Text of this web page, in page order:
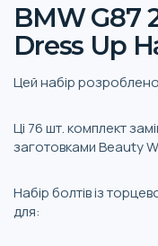
BMW G87
Dress Up
Цей набір
Ці 76 шт. комплект
заготовками Beauty
Набір болтів із
для: